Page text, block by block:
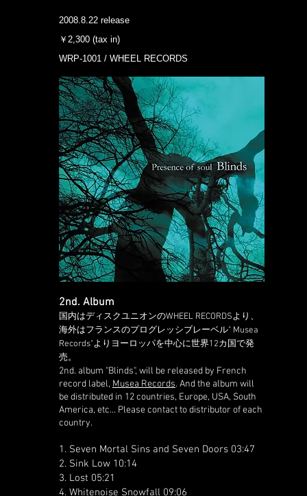
2008.8.22 release
￥2,300 (tax in)
WRP-1001 / WHEEL RECORDS
2nd. Album
​国内はディスクユニオンのWHEEL RECORDSより、
海外はフランスのプログレッシブレーベル" Musea
Records"よりヨーロッパを中心に世界12カ国で発
売。
2nd. album "Blinds", will be released by French
record label, Musea Records. And the album will
be distributed in 12 countries, Europe, USA, South
America, etc... Please contact to distributor of each
country.
1. Seven Mortal Sins and Seven Doors 03:47
2. Sink Low 10:14
3. Lost 05:21
4. Whitenoise Snowfall 09:06